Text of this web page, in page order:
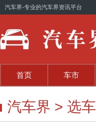
汽车界-专业的汽车界资讯平台
首页 车市
汽车界 > 选车